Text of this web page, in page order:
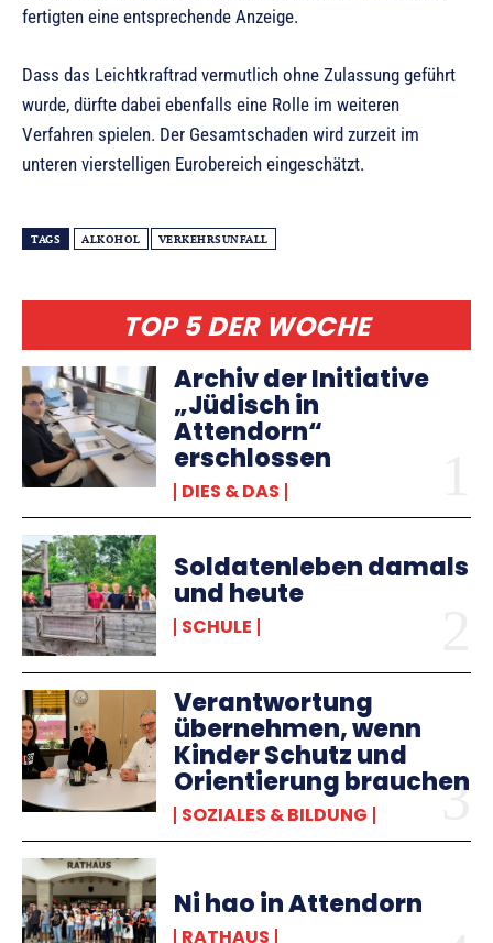
TOP 5 DER WOCHE
Archiv der Initiative
„Jüdisch in
Attendorn“
erschlossen
DIES & DAS
Soldatenleben damals
und heute
SCHULE
Verantwortung
übernehmen, wenn
Kinder Schutz und
Orientierung brauchen
SOZIALES & BILDUNG
Ni hao in Attendorn
RATHAUS
fertigten eine entsprechende Anzeige.
Dass das Leichtkraftrad vermutlich ohne Zulassung geführt
wurde, dürfte dabei ebenfalls eine Rolle im weiteren
Verfahren spielen. Der Gesamtschaden wird zurzeit im
unteren vierstelligen Eurobereich eingeschätzt.
TAGS ALKOHOL VERKEHRSUNFALL